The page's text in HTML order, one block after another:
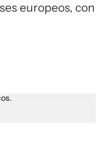
europeos, con